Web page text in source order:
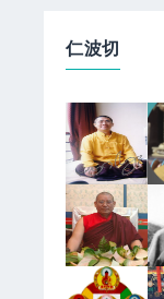
仁波切